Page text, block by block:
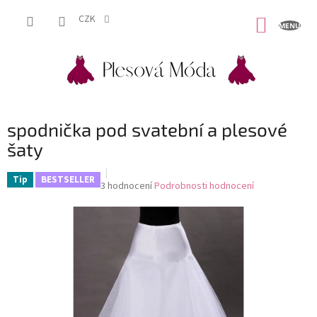
CZK
spodnička pod svatební a plesové
šaty
Tip BESTSELLER Průměrné
hvězdiček.
3 hodnoceníPodrobnosti hodnocení